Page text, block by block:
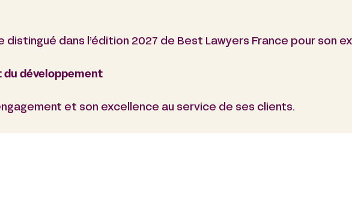
dans l’édition 2027 de Best Lawyers France pour son
du développement
et son excellence au service de ses clients.